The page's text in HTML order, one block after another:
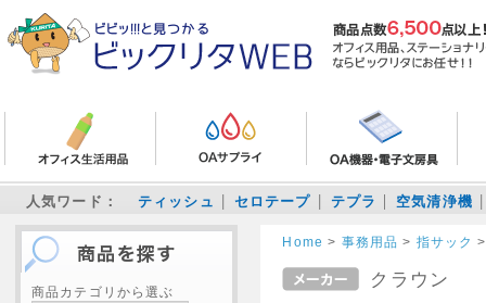
人気ワード： ティッシュ セロテープ テプラ 空気清浄機
商品カテゴリから選ぶ
Home > 事務用品 > 指サック
クラウン